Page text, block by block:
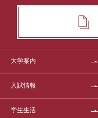
大学案内
入試情報
学生生活